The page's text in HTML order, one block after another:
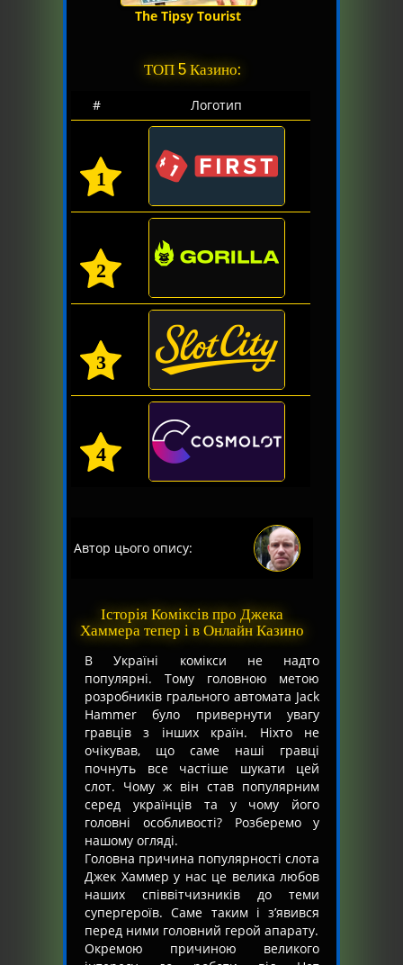
The Tipsy Tourist
ТОП 5 Казино:
# Логотип
1
2
3
4
Автор цього опису:
Історія Коміксів про Джека
Хаммера тепер і в Онлайн Казино
В Україні комікси не надто
популярні. Тому головною метою
розробників грального автомата Jack
Hammer було привернути увагу
гравців з інших країн. Ніхто не
очікував, що саме наші гравці
почнуть все частіше шукати цей
слот. Чому ж він став популярним
серед українців та у чому його
головні особливості? Розберемо у
нашому огляді.
Головна причина популярності слота
Джек Хаммер у нас це велика любов
наших співвітчизників до теми
супергероїв. Саме таким і з’явився
перед ними головний герой апарату.
Окремою причиною великого